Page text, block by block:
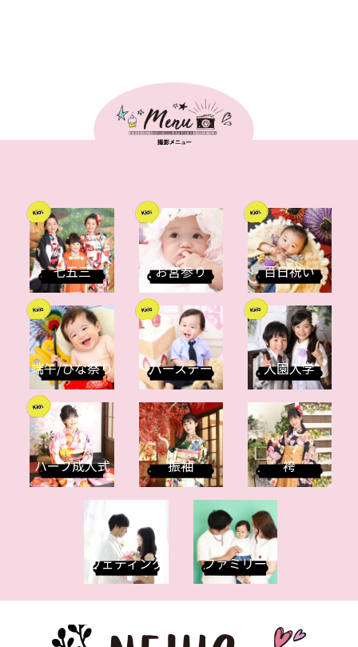
七五三 お宮参り 百日祝い
端午/ひな祭り バースデー 入園入学
ハーフ成人式 振袖 袴
ウェディング ファミリー